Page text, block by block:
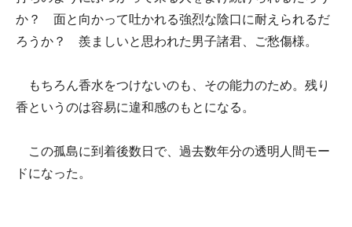
か？ 面と向かって吐かれる強烈な陰口に耐えられるだ
ろうか？ 羨ましいと思われた男子諸君、ご愁傷様。
もちろん香水をつけないのも、その能力のため。残り
香というのは容易に違和感のもとになる。
この孤島に到着後数日で、過去数年分の透明人間モー
ドになった。